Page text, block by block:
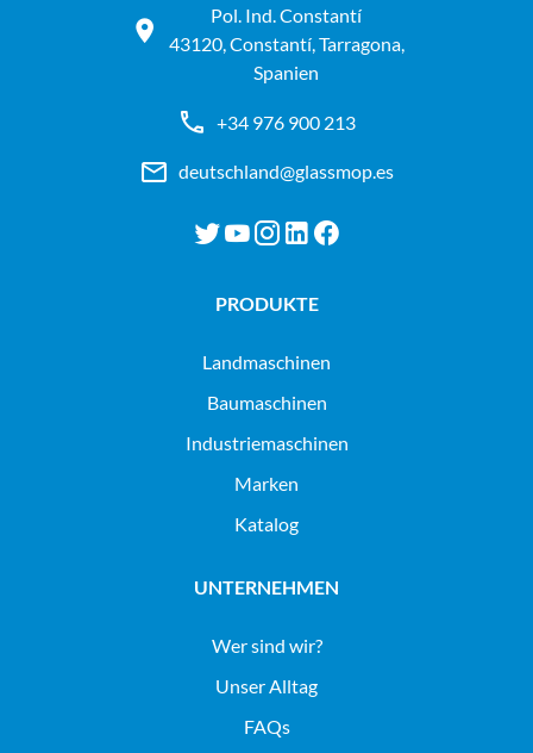
Pol. Ind. Constantí
43120, Constantí, Tarragona,
Spanien
+34 976 900 213
deutschland@glassmop.es
PRODUKTE
landmaschinen
baumaschinen
industriemaschinen
Marken
Katalog
UNTERNEHMEN
Wer sind wir?
Unser Alltag
FAQs